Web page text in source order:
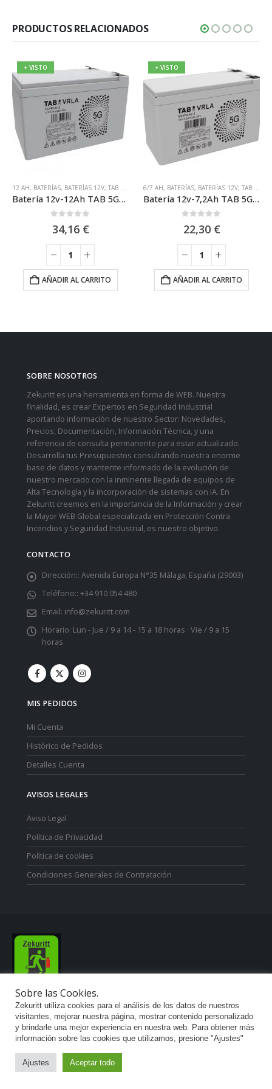
PRODUCTOS RELACIONADOS
+ VISTO
12 AH, BATERÍAS, BATERÍAS 12V, TAB BATTERIES
Batería 12v-12Ah TAB 5GVRLA12
34,16 €
AÑADIR AL CARRITO
+ VISTO
6/7 AH, BATERÍAS, BATERÍAS 12V, TAB BATTERIES
Batería 12v-7,2Ah TAB 5GVRLA7.2
22,30 €
AÑADIR AL CARRITO
SOBRE NOSOTROS
Zekuritt es una herramienta en forma de WEB. Nuestra
finalidad, es crear Expertos en Seguridad Industrial
aportando información de nuestro Sector: Novedades,
Precios, Documentación, Información Técnica, y una
referencia de consulta permanente para estar actualizado.
Desarrolla tus Presupuestos consultando nuestra enorme
base de datos y mantente informado de la evolución de
nuestro mercado con la inminente llegada de equipos de
Alta Tecnología y la incorporación de sistemas con iA. En
Zekuritt creemos en la importancia de la Información y crear
la Mayor WEB Global especializada en Protección Contra
Incendios y Seguridad Industrial, es nuestro objetivo.
CONTACTO
Dirección:: Avenida Europa N°35 Málaga, España (29003)
Teléfono:: +34 910 054 480
Email: info@zekuritt.com
Horario: Lun - Jue / 9 a 14 - 15 a 18 horas · Vie / 9 a 15
horas
MIS PEDIDOS
Mi Cuenta
Histórico de Pedidos
Detalles Cuenta
AVISOS LEGALES
Aviso Legal
Política de Privacidad
Política de cookies
Condiciones Generales de Contratación
Zekuritt TM; Copyright 2021. Derechos Reservados.
Sobre las Cookies.
Zekuritt utiliza cookies para el análisis de los datos de nuestros
visitantes, mejorar nuestra página, mostrar contenido personalizado
y brindarle una mejor experiencia en nuestra web. Para obtener más
información sobre las cookies que utilizamos, presione "Ajustes"
Ajustes Aceptar todo